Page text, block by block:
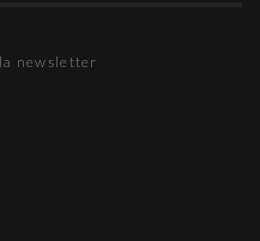
newsletter